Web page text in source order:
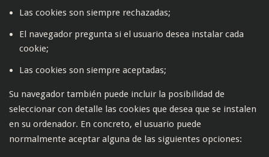
Las cookies son siempre rechazadas;
El navegador pregunta si el usuario desea instalar cada
cookie;
Las cookies son siempre aceptadas;
Su navegador también puede incluir la posibilidad de
seleccionar con detalle las cookies que desea que se instalen
en su ordenador. En concreto, el usuario puede
normalmente aceptar alguna de las siguientes opciones: